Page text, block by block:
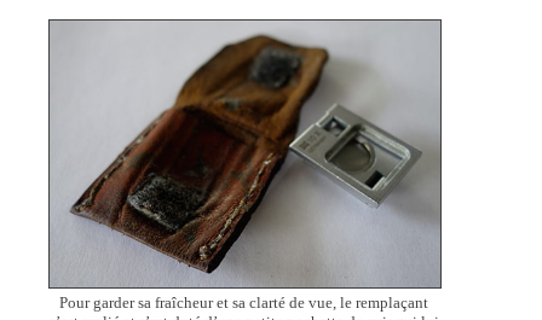
Pour garder sa fraîcheur et sa clarté de vue, le remplaçant